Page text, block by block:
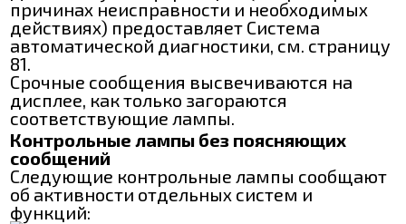
причинах неисправности и необходимых
действиях) предоставляет Система
автоматической диагностики, см. страницу
81.
Срочные сообщения высвечиваются на
дисплее, как только загораются
соответствующие лампы.
Контрольные лампы без поясняющих
сообщений
Следующие контрольные лампы сообщают
об активности отдельных систем и
функций: